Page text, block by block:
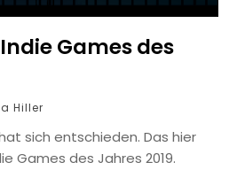
Games des
Hiller
sich entschieden. Das hier
Games des Jahres 2019.